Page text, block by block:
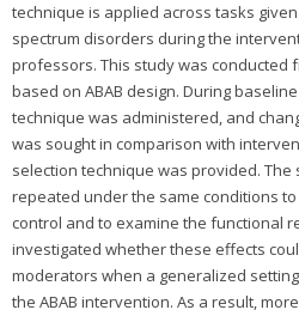
technique is applied across tasks
spectrum disorders during the
professors. This study was conducted
based on ABAB design. During
technique was administered, and
was sought in comparison with
selection technique was provided. The
repeated under the same conditions
control and to examine the functional
investigated whether these effects
moderators when a generalized
the ABAB intervention. As a result,